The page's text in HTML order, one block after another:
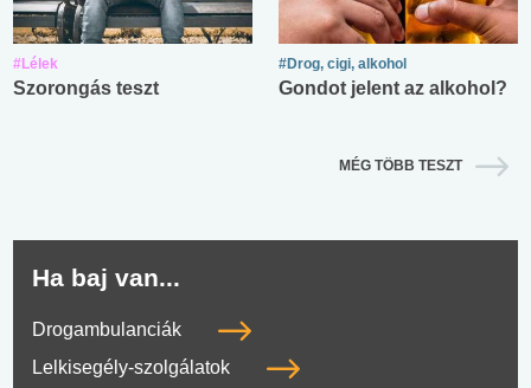
#Lélek
Szorongás teszt
#Drog, cigi, alkohol
Gondot jelent az alkohol?
MÉG TÖBB TESZT
Ha baj van...
Drogambulanciák
Lelkisegély-szolgálatok